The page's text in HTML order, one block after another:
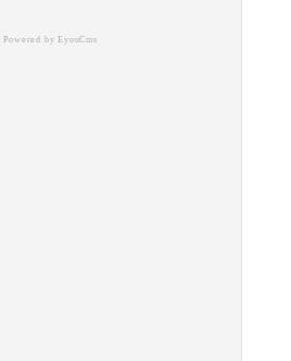
Powered by EyouCms